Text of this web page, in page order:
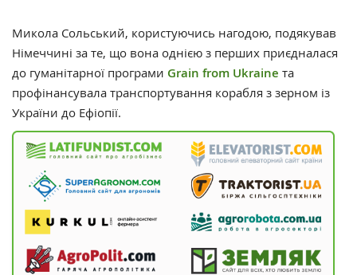
Микола Сольський, користуючись нагодою, подякував
Німеччині за те, що вона однією з перших приєдналася
до гуманітарної програми Grain from Ukraine та
профінансувала транспортування корабля з зерном із
України до Ефіопії.